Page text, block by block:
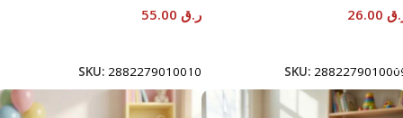
SKU:
ر.ق
SKU: 2882279010010